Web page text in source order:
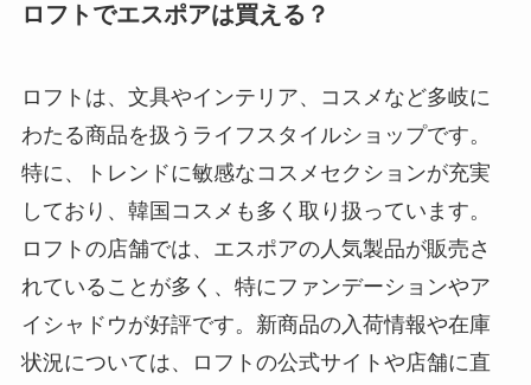
ロフトでエスポアは買える？
ロフトは、文具やインテリア、コスメなど多岐に
わたる商品を扱うライフスタイルショップです。
特に、トレンドに敏感なコスメセクションが充実
しており、韓国コスメも多く取り扱っています。
ロフトの店舗では、エスポアの人気製品が販売さ
れていることが多く、特にファンデーションやア
イシャドウが好評です。新商品の入荷情報や在庫
状況については、ロフトの公式サイトや店舗に直